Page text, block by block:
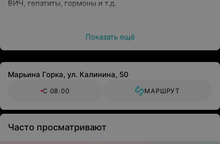
ВИЧ, гепатиты, гормоны и т.д.
Показать ещё
Марьина Горка, ул. Калинина, 50
С 08:00 МАРШРУТ
Часто просматривают